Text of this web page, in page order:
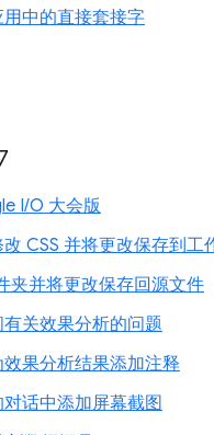
中的直接套接字
I/O 大会版
CSS 并将更改保存到工
夹并将更改保存回源文件
关效果分析的问题
果分析结果添加注释
话中添加屏幕截图